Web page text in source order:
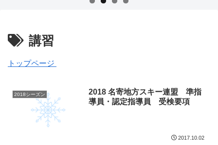
講習
トップページ
2018シーズン
2018 名寄地方スキー連盟 準指
導員・認定指導員 受検要項
2017.10.02